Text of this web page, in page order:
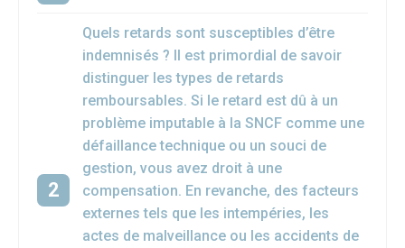
Quels retards sont susceptibles d’être
indemnisés ? Il est primordial de savoir
distinguer les types de retards
remboursables. Si le retard est dû à un
problème imputable à la SNCF comme une
défaillance technique ou un souci de
gestion, vous avez droit à une
compensation. En revanche, des facteurs
externes tels que les intempéries, les
actes de malveillance ou les accidents de